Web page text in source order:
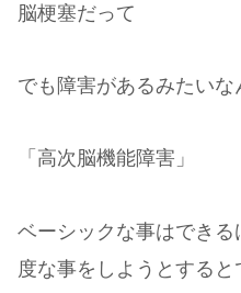
脳梗塞だって
でも障害があるみたいな
「高次脳機能障害」
ベーシックな事はでき
度な事をしようとする